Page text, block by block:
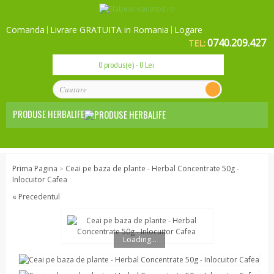
Comanda Livrare GRATUITA in Romania Logare
TEL:0740.209.427
0 produs(e) - 0 Lei
PRODUSE HERBALIFE
Zi de zi
Mic dejun sanatos
Gustari sanatoase
Herbalife 24 - Sport
Controlul greutatii
Slabire
Prima Pagina > Ceai pe baza de plante - Herbal Concentrate 50g -
Inlocuitor Cafea
« Precedentul
Loading...